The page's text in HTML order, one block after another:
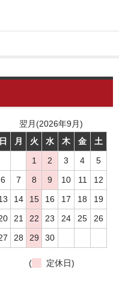
イン
ご
翌月(2026年9月)
日
月 火 水 木 金
土
1
2 3 4
5
6
7 8 9 10 11
12
14 15 16 17 18
19
21 22 23 24 25
26
28 29 30
( 定休日)